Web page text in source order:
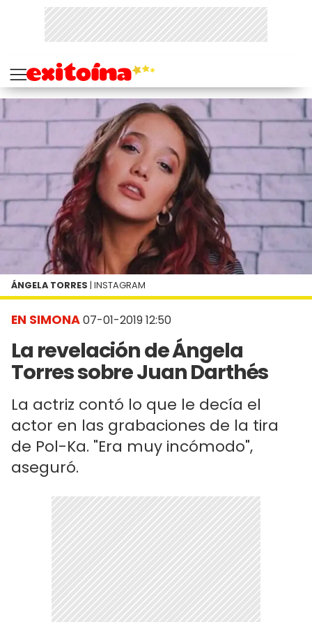
EN SIMONA07-01-2019 12:50
La revelación de Ángela
Torres sobre Juan Darthés
La actriz contó lo que le decía el
actor en las grabaciones de la tira
de Pol-Ka. "Era muy incómodo",
aseguró.
ÁNGELA TORRES | INSTAGRAM